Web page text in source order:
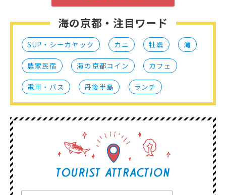
海の京都・注目ワード
SUP・シーカヤック カニ 牡蠣 滝
農家民宿 海の京都コイン カフェ
電車・バス 丹後半島 ランチ